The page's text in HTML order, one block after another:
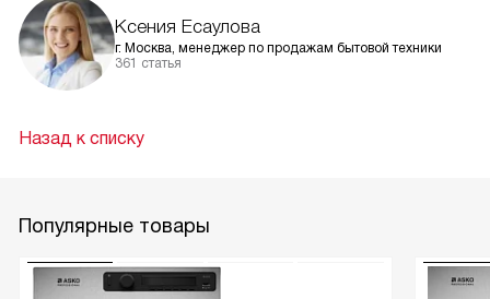
Ксения Есаулова
г. Москва, менеджер по продажам бытовой техники
361 статья
Назад к списку
Популярные товары